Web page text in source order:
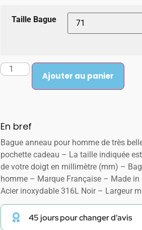
Taille Bague
Ajouter au panier
En bref
Bague anneau pour homme de très
pochette cadeau – La taille indiquée
de votre doigt en millimètre (mm) –
homme – Marque Française – Made in
Acier inoxydable 316L Noir – Largeur
45 jours pour changer d'avis